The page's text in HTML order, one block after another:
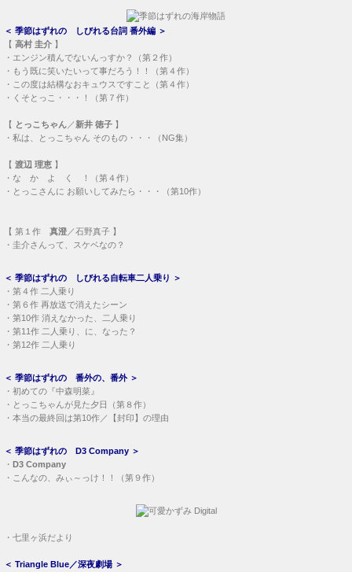
＜ 季節はずれの しびれる台詞 番外編 ＞
【 高村 圭介 】
・ エンジン積んでないんっすか？（第２作）
・ もう既に笑いたいって事だろう！！（第４作）
・ この度は結構なおキュウスですこと（第４作）
・ くそとっこ・・・！（第７作）
【 とっこちゃん／新井 徳子 】
・ 私は、とっこちゃん そのもの・・・（NG集）
【 渡辺 理恵 】
・ な か よ く ！（第４作）
・ とっこさんに お願いしてみたら・・・（第10作）
【 第１作 真澄／石野真子 】
・ 圭介さんって、スケベなの？
＜ 季節はずれの しびれる自転車二人乗り ＞
・ 第４作 二人乗り
・ 第６作 再放送で消えたシーン
・ 第10作 消えなかった、二人乗り
・ 第11作 二人乗り、に、なった？
・ 第12作 二人乗り
＜ 季節はずれの 番外の、番外＞
・ 初めての『中森明菜』
・ とっこちゃんが見た夕日（第８作）
・ 本当の最終回は第10作／【封印】の理由
＜ 季節はずれの D3 Company ＞
・ D3 Company
・ こんなの、みぃ～っけ！！（第９作）
・ 七里ヶ浜だより
＜ Triangle Blue／深夜劇場 ＞